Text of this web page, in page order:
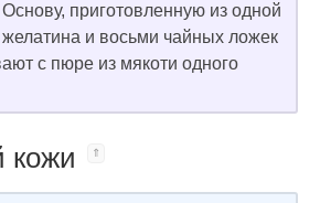
приготовленную из одной
и восьми чайных ложек
с пюре из мякоти одного
кожи